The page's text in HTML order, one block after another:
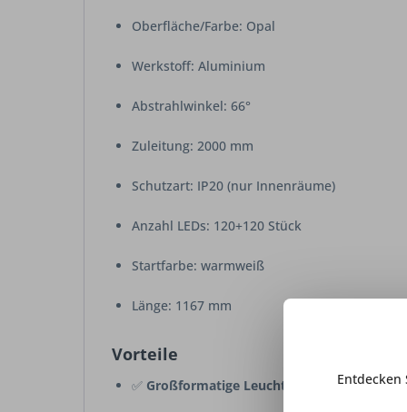
Oberfläche/Farbe: Opal
Werkstoff: Aluminium
Abstrahlwinkel: 66°
Zuleitung: 2000 mm
Schutzart: IP20 (nur Innenräume)
Anzahl LEDs: 120+120 Stück
Startfarbe: warmweiß
Länge: 1167 mm
Vorteile
✅ Großformatige Leuchte für breite Möbel
Entdecken